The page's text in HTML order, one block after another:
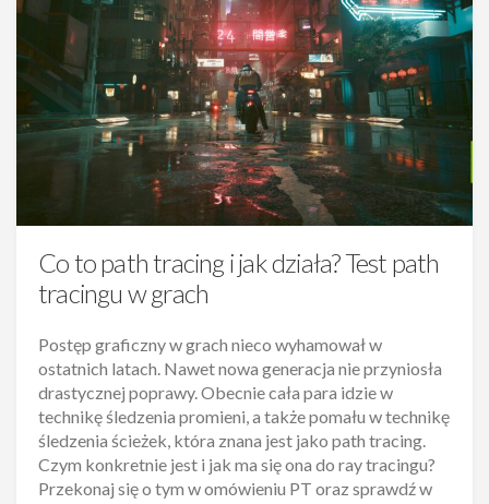
Co to path tracing i jak działa? Test path
tracingu w grach
Postęp graficzny w grach nieco wyhamował w
ostatnich latach. Nawet nowa generacja nie przyniosła
drastycznej poprawy. Obecnie cała para idzie w
technikę śledzenia promieni, a także pomału w technikę
śledzenia ścieżek, która znana jest jako path tracing.
Czym konkretnie jest i jak ma się ona do ray tracingu?
Przekonaj się o tym w omówieniu PT oraz sprawdź w